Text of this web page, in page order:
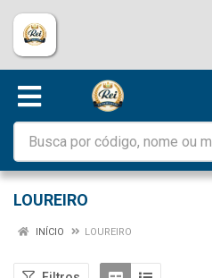
LOUREIRO
INÍCIO LOUREIRO